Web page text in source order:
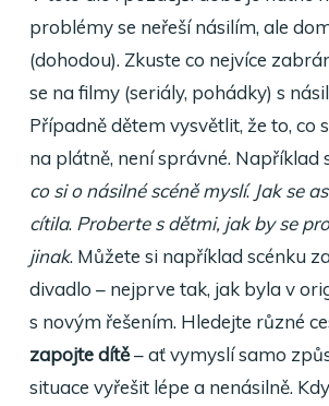
problémy se neřeší násilím, ale
(dohodou). Zkuste co nejvíce
se na filmy (seriály, pohádky) s
Případně dětem vysvětlit, že to, co
na plátně, není správné. Například
co si o násilné scéně myslí. Jak se
cítila. Proberte s dětmi, jak by se
jinak. Můžete si například scénku
divadlo – nejprve tak, jak byla v
s novým řešením. Hledejte různé
zapojte dítě– ať vymyslí samo
situace vyřešit lépe a nenásilně.